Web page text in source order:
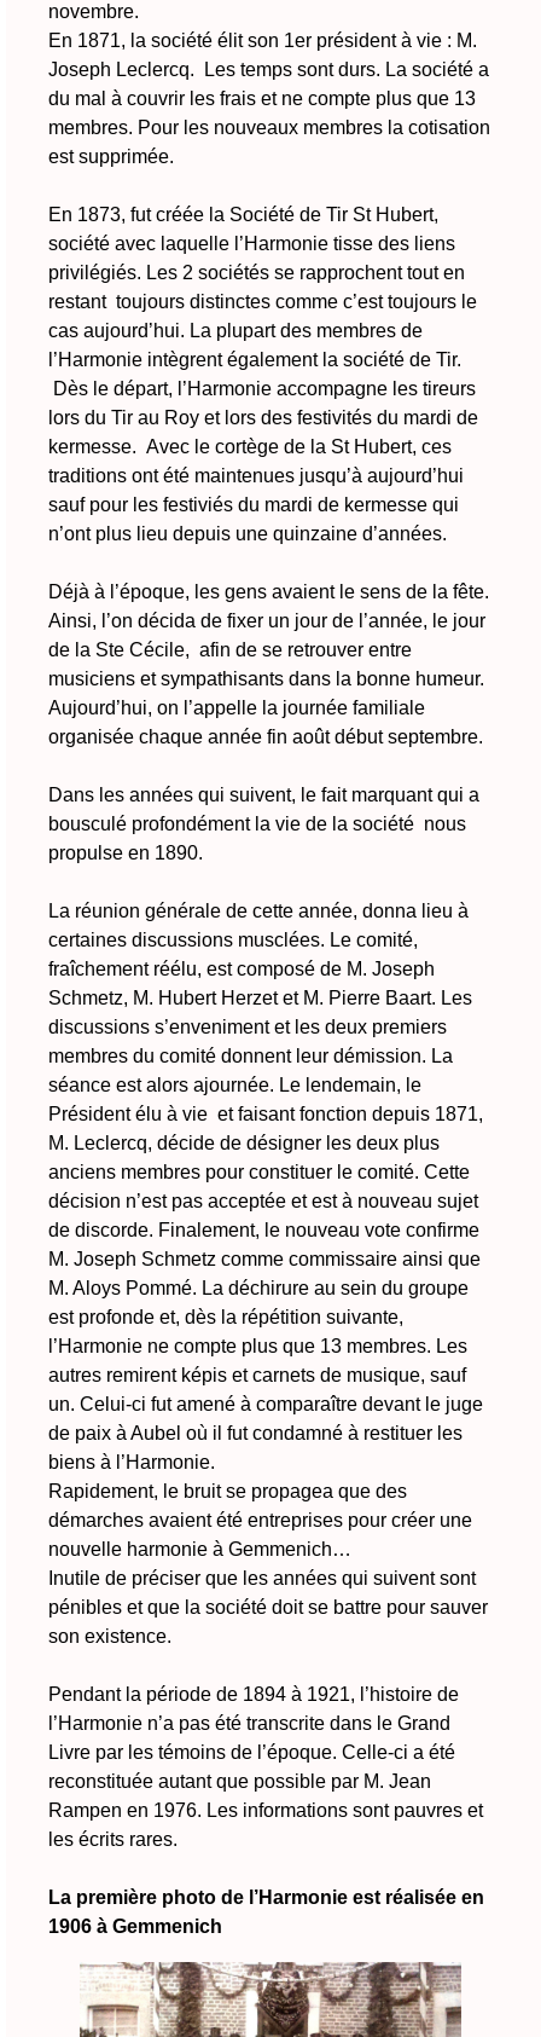
novembre.
En 1871, la société élit son 1er président à vie : M.
Joseph Leclercq. Les temps sont durs. La société a
du mal à couvrir les frais et ne compte plus que 13
membres. Pour les nouveaux membres la cotisation
est supprimée.
En 1873, fut créée la Société de Tir St Hubert,
société avec laquelle l’Harmonie tisse des liens
privilégiés. Les 2 sociétés se rapprochent tout en
restant toujours distinctes comme c’est toujours le
cas aujourd’hui. La plupart des membres de
l’Harmonie intègrent également la société de Tir.
Dès le départ, l’Harmonie accompagne les tireurs
lors du Tir au Roy et lors des festivités du mardi de
kermesse. Avec le cortège de la St Hubert, ces
traditions ont été maintenues jusqu’à aujourd’hui
sauf pour les festiviés du mardi de kermesse qui
n’ont plus lieu depuis une quinzaine d’années.
Déjà à l’époque, les gens avaient le sens de la fête.
Ainsi, l’on décida de fixer un jour de l’année, le jour
de la Ste Cécile, afin de se retrouver entre
musiciens et sympathisants dans la bonne humeur.
Aujourd’hui, on l’appelle la journée familiale
organisée chaque année fin août début septembre.
Dans les années qui suivent, le fait marquant qui a
bousculé profondément la vie de la société nous
propulse en 1890.
La réunion générale de cette année, donna lieu à
certaines discussions musclées. Le comité,
fraîchement réélu, est composé de M. Joseph
Schmetz, M. Hubert Herzet et M. Pierre Baart. Les
discussions s’enveniment et les deux premiers
membres du comité donnent leur démission. La
séance est alors ajournée. Le lendemain, le
Président élu à vie et faisant fonction depuis 1871,
M. Leclercq, décide de désigner les deux plus
anciens membres pour constituer le comité. Cette
décision n’est pas acceptée et est à nouveau sujet
de discorde. Finalement, le nouveau vote confirme
M. Joseph Schmetz comme commissaire ainsi que
M. Aloys Pommé. La déchirure au sein du groupe
est profonde et, dès la répétition suivante,
l’Harmonie ne compte plus que 13 membres. Les
autres remirent képis et carnets de musique, sauf
un. Celui-ci fut amené à comparaître devant le juge
de paix à Aubel où il fut condamné à restituer les
biens à l’Harmonie.
Rapidement, le bruit se propagea que des
démarches avaient été entreprises pour créer une
nouvelle harmonie à Gemmenich…
Inutile de préciser que les années qui suivent sont
pénibles et que la société doit se battre pour sauver
son existence.
Pendant la période de 1894 à 1921, l’histoire de
l’Harmonie n’a pas été transcrite dans le Grand
Livre par les témoins de l’époque. Celle-ci a été
reconstituée autant que possible par M. Jean
Rampen en 1976. Les informations sont pauvres et
les écrits rares.
La première photo de l’Harmonie est réalisée en
1906 à Gemmenich